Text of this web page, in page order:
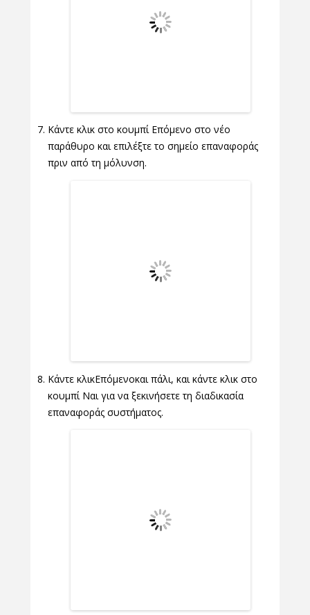
Κάντε κλικ στο κουμπί Επόμενο στο νέο
παράθυρο και επιλέξτε το σημείο επαναφοράς
πριν από τη μόλυνση.
Κάντε κλικΕπόμενοκαι πάλι, και κάντε κλικ στο
κουμπί Ναι για να ξεκινήσετε τη διαδικασία
επαναφοράς συστήματος.